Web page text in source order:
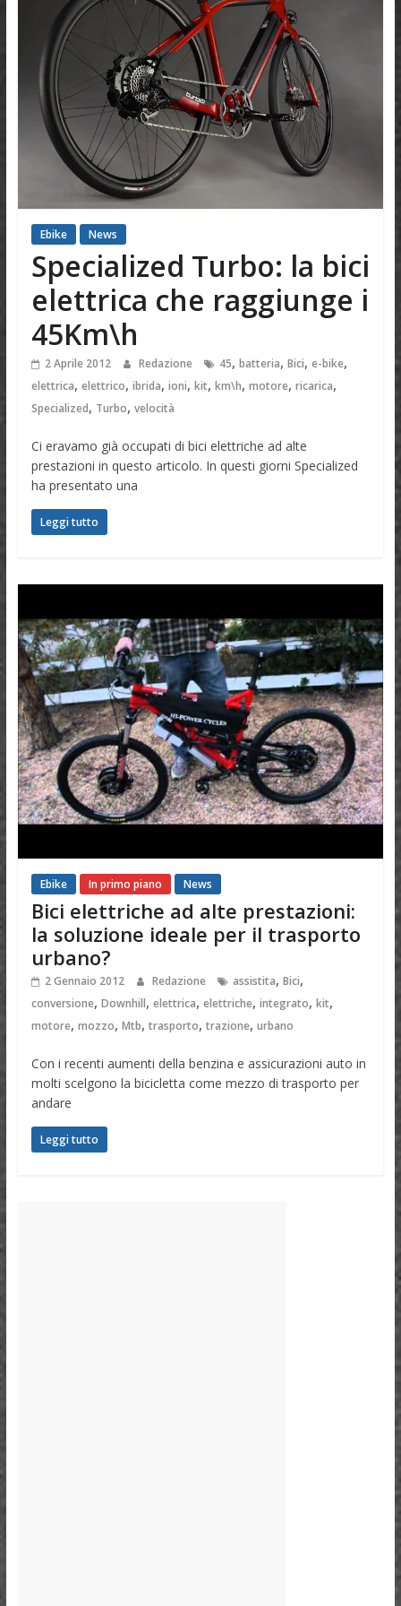
Ebike News
Specialized Turbo: la bici
elettrica che raggiunge i
45Km\h
2 Aprile 2012 Redazione 45, batteria, Bici, e-bike,
elettrica, elettrico, ibrida, ioni, kit, km\h, motore, ricarica,
Specialized, Turbo, velocità
Ci eravamo già occupati di bici elettriche ad alte
prestazioni in questo articolo. In questi giorni Specialized
ha presentato una
Leggi tutto
Ebike In primo piano News
Bici elettriche ad alte prestazioni:
la soluzione ideale per il trasporto
urbano?
2 Gennaio 2012 Redazione assistita, Bici,
conversione, Downhill, elettrica, elettriche, integrato, kit,
motore, mozzo, Mtb, trasporto, trazione, urbano
Con i recenti aumenti della benzina e assicurazioni auto in
molti scelgono la bicicletta come mezzo di trasporto per
andare
Leggi tutto